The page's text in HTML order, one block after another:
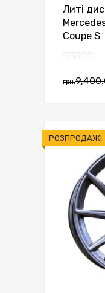
Литі
Coupe S
грн.
РОЗПРОДАЖ!